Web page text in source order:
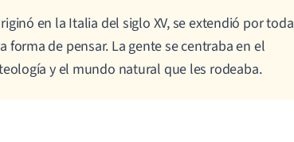
en la Italia del siglo XV, se extendió por toda
forma de pensar. La gente se centraba en el
y el mundo natural que les rodeaba.